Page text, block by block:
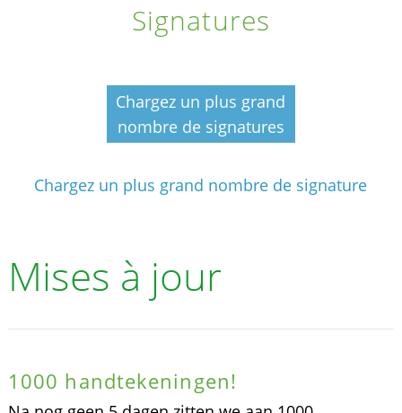
Signatures
Chargez un plus grand
nombre de signatures
Chargez un plus grand nombre de signature
Mises à jour
1000 handtekeningen!